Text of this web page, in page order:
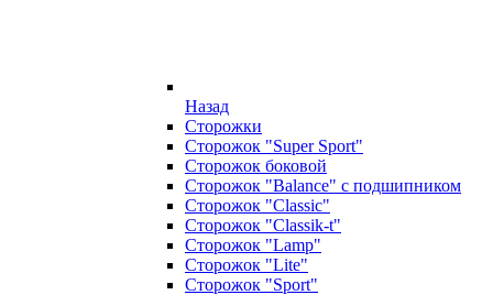
Назад
Сторожки
Сторожок "Super Sport"
Сторожок боковой
Сторожок "Balance" с подшипником
Сторожок "Classic"
Сторожок "Classik-t"
Сторожок "Lamp"
Сторожок "Lite"
Сторожок "Sport"